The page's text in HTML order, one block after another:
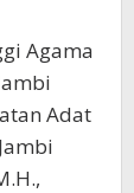
Agama
Adat